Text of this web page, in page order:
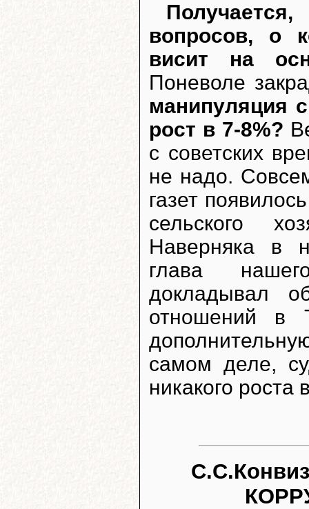
вопросов, о
висит на
Поневоле
манипуляция
рост в 7-8%?
с советских
не надо.
газет
сельского
Наверняка в
глава
докладывал
отношений в
самом деле,
никакого роста